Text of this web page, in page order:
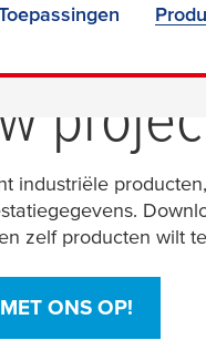
tesa®
industriële
zelf producten wilt
ONS OP!